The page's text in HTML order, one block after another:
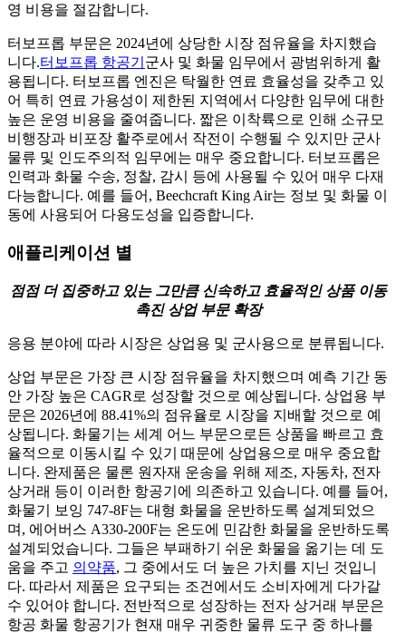
영 비용을 절감합니다.
터보프롭 부문은 2024년에 상당한 시장 점유율을 차지했습
니다.터보프롭 항공기 군사 및 화물 임무에서 광범위하게 활
용됩니다. 터보프롭 엔진은 탁월한 연료 효율성을 갖추고 있
어 특히 연료 가용성이 제한된 지역에서 다양한 임무에 대한
높은 운영 비용을 줄여줍니다. 짧은 이착륙으로 인해 소규모
비행장과 비포장 활주로에서 작전이 수행될 수 있지만 군사
물류 및 인도주의적 임무에는 매우 중요합니다. 터보프롭은
인력과 화물 수송, 정찰, 감시 등에 사용될 수 있어 매우 다재
다능합니다. 예를 들어, Beechcraft King Air는 정보 및 화물 이
동에 사용되어 다용도성을 입증합니다.
애플리케이션 별
점점 더 집중하고 있는 그만큼 신속하고 효율적인 상품 이동
촉진 상업 부문 확장
응용 분야에 따라 시장은 상업용 및 군사용으로 분류됩니다.
상업 부문은 가장 큰 시장 점유율을 차지했으며 예측 기간 동
안 가장 높은 CAGR로 성장할 것으로 예상됩니다. 상업용 부
문은 2026년에 88.41%의 점유율로 시장을 지배할 것으로 예
상됩니다. 화물기는 세계 어느 부문으로든 상품을 빠르고 효
율적으로 이동시킬 수 있기 때문에 상업용으로 매우 중요합
니다. 완제품은 물론 원자재 운송을 위해 제조, 자동차, 전자
상거래 등이 이러한 항공기에 의존하고 있습니다. 예를 들어,
화물기 보잉 747-8F는 대형 화물을 운반하도록 설계되었으
며, 에어버스 A330-200F는 온도에 민감한 화물을 운반하도록
설계되었습니다. 그들은 부패하기 쉬운 화물을 옮기는 데 도
움을 주고 의약품, 그 중에서도 더 높은 가치를 지닌 것입니
다. 따라서 제품은 요구되는 조건에서도 소비자에게 다가갈
수 있어야 합니다. 전반적으로 성장하는 전자 상거래 부문은
항공 화물 항공기가 현재 매우 귀중한 물류 도구 중 하나를